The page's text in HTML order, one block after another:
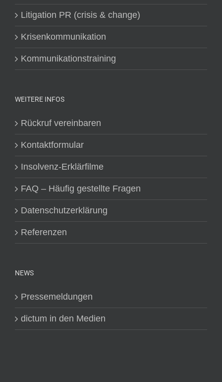
Litigation PR (crisis & change)
Krisenkommunikation
Kommunikationstraining
WEITERE INFOS
Rückruf vereinbaren
Kontaktformular
Insolvenz-Erklärfilme
FAQ – Häufig gestellte Fragen
Datenschutzerklärung
Referenzen
NEWS
Pressemeldungen
dictum in den Medien